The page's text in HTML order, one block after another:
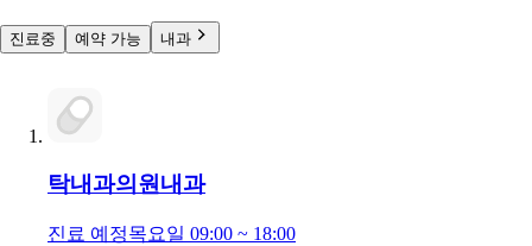
진료중 예약 가능 내과
탁내과의원내과
진료 예정목요일 09:00 ~ 18:00